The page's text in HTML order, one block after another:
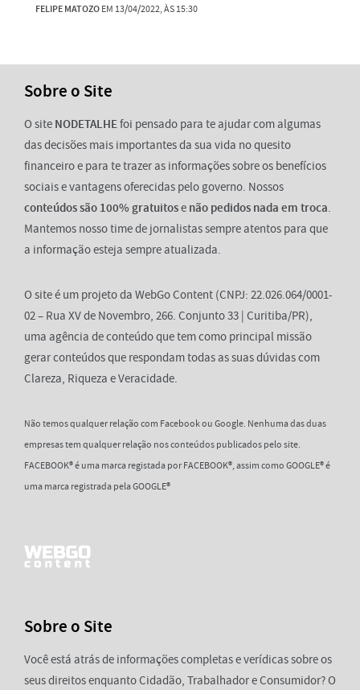
FELIPE MATOZOEM 13/04/2022, ÀS 15:30
Sobre o Site
O site NODETALHEfoi pensado para te ajudar com algumas
das decisões mais importantes da sua vida no quesito
financeiro e para te trazer as informações sobre os benefícios
sociais e vantagens oferecidas pelo governo. Nossos
conteúdos são 100% gratuitose não pedidos nada em troca.
Mantemos nosso time de jornalistas sempre atentos para que
a informação esteja sempre atualizada.
O site é um projeto da WebGo Content (CNPJ: 22.026.064/0001-
02 – Rua XV de Novembro, 266. Conjunto 33 | Curitiba/PR),
uma agência de conteúdo que tem como principal missão
gerar conteúdos que respondam todas as suas dúvidas com
Clareza, Riqueza e Veracidade.
Não temos qualquer relação com Facebook ou Google. Nenhuma das duas
empresas tem qualquer relação nos conteúdos publicados pelo site.
FACEBOOK® é uma marca registada por FACEBOOK®, assim como GOOGLE® é
uma marca registrada pela GOOGLE®
Sobre o Site
Você está atrás de informações completas e verídicas sobre os
seus direitos enquanto Cidadão, Trabalhador e Consumidor? O